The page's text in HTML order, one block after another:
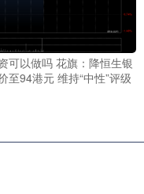
可以做吗 花旗：降恒生银
至94港元 维持“中性”评级